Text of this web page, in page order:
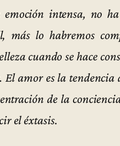
intensa, no
más lo habremos
cuando se hace
El amor es la
de la
el éxtasis.